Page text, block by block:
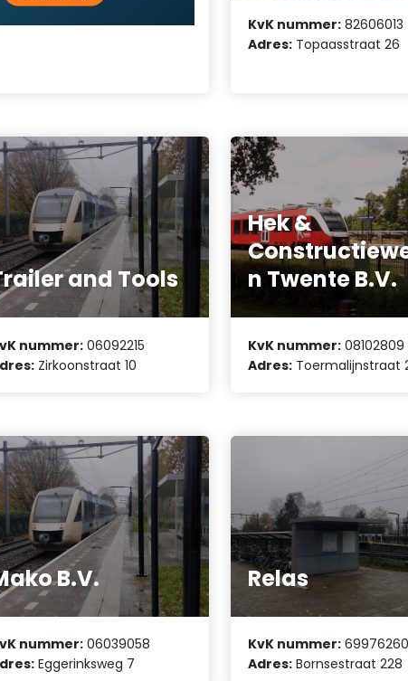
KvK nummer: 82606013
Adres: Topaasstraat 26
and Tools
nummer: 06092215
Zirkoonstraat 10
Hek &
n Twente B.V.
KvK nummer: 08102809
Adres: Toermalijnstraat
B.V.
nummer: 06039058
Eggerinksweg 7
Relas
KvK nummer: 69976260
Adres: Bornsestraat 228